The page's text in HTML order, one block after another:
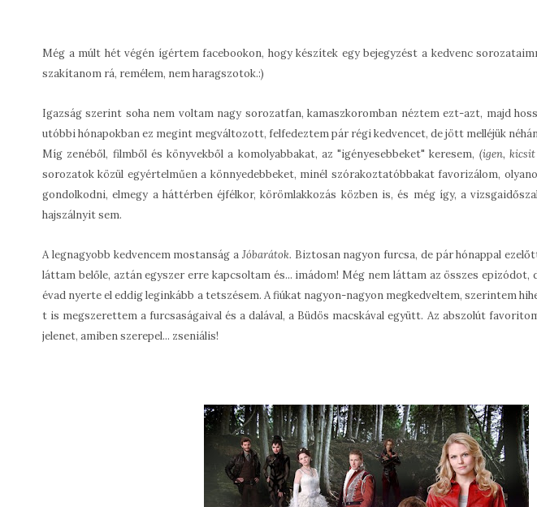
Még a múlt hét végén ígértem facebookon, hogy készítek egy bejegyzést a kedvenc
szakítanom rá, remélem, nem haragszotok.:)
Igazság szerint soha nem voltam nagy sorozatfan, kamaszkoromban néztem ezt-azt, majd
utóbbi hónapokban ez megint megváltozott, felfedeztem pár régi kedvencet, de jött melléjük
Míg zenéből, filmből és könyvekből a komolyabbakat, az "igényesebbeket" keresem, (igen,
sorozatok közül egyértelműen a könnyedebbeket, minél szórakoztatóbbakat favorizálom,
gondolkodni, elmegy a háttérben éjfélkor, körömlakkozás közben is, és még így, a
hajszálnyit sem.
A legnagyobb kedvencem mostanság a Jóbarátok. Biztosan nagyon furcsa, de pár hónappal
láttam belőle, aztán egyszer erre kapcsoltam és... imádom! Még nem láttam az összes epizódot,
évad nyerte el eddig leginkább a tetszésem. A fiúkat nagyon-nagyon megkedveltem, szerintem
t is megszerettem a furcsaságaival és a dalával, a Büdös macskával együtt. Az abszolút
jelenet, amiben szerepel... zseniális!